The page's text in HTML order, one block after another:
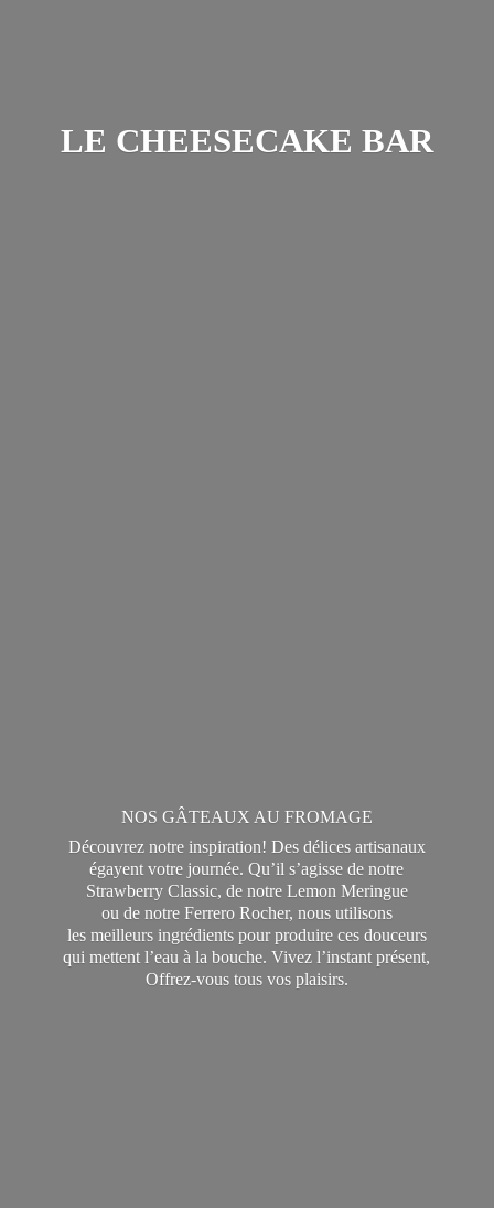
LE CHEESECAKE BAR
NOS GÂTEAUX AU FROMAGE
Découvrez notre inspiration! Des délices artisanaux
égayent votre journée. Qu’il s’agisse de notre
Strawberry Classic, de notre Lemon Meringue
ou de notre Ferrero Rocher, nous utilisons
les meilleurs ingrédients pour produire ces douceurs
qui mettent l’eau à la bouche. Vivez l’instant présent,
Offrez-vous tous vos plaisirs.